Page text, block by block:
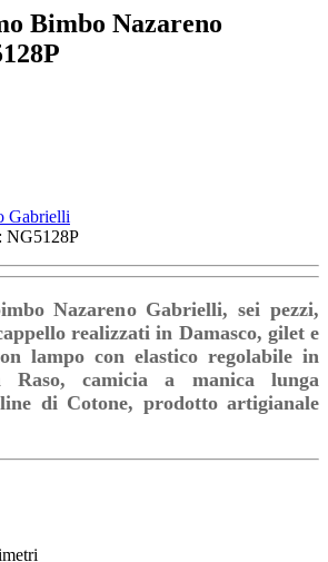
Bimbo Nazareno
Gabrielli
NG5128P
Nazareno Gabrielli, sei pezzi,
realizzati in Damasco, gilet e
lampo con elastico regolabile in
camicia a manica lunga
di Cotone, prodotto artigianale